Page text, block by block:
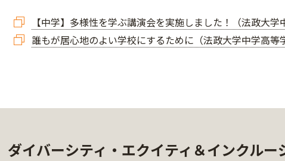
【中学】多様性を学ぶ講演会を実施しました！（法政大
誰もが居心地のよい学校にするために（法政大学中学高
ダイバーシティ・エクイティ＆インクル